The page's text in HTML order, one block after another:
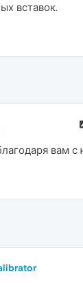
вставок.
вам с